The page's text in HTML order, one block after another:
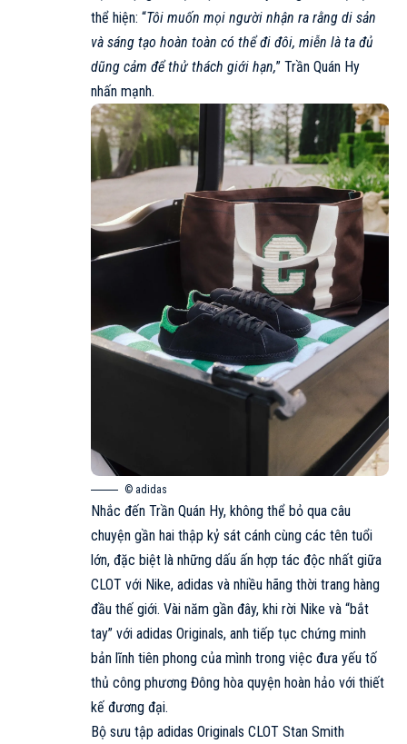
thể hiện: “Tôi muốn mọi người nhận ra rằng di sản
và sáng tạo hoàn toàn có thể đi đôi, miễn là ta đủ
dũng cảm để thử thách giới hạn,” Trần Quán Hy
nhấn mạnh.
© adidas
Nhắc đến Trần Quán Hy, không thể bỏ qua câu
chuyện gần hai thập kỷ sát cánh cùng các tên tuổi
lớn, đặc biệt là những dấu ấn hợp tác độc nhất giữa
CLOT với Nike, adidas và nhiều hãng thời trang hàng
đầu thế giới. Vài năm gần đây, khi rời Nike và “bắt
tay” với adidas Originals, anh tiếp tục chứng minh
bản lĩnh tiên phong của mình trong việc đưa yếu tố
thủ công phương Đông hòa quyện hoàn hảo với thiết
kế đương đại.
Bộ sưu tập adidas Originals CLOT Stan Smith